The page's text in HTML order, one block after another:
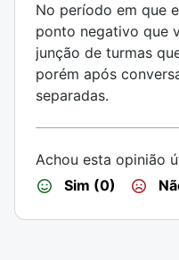
No período em que
ponto negativo que
junção de turmas
porém após
separadas.
Achou esta opinião
Sim (0)